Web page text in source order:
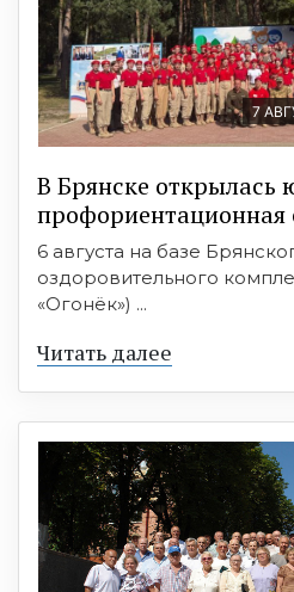
7
В Брянске открылась
профориентационная
6 августа на базе
оздоровительного
«Огонёк») ...
Читать далее